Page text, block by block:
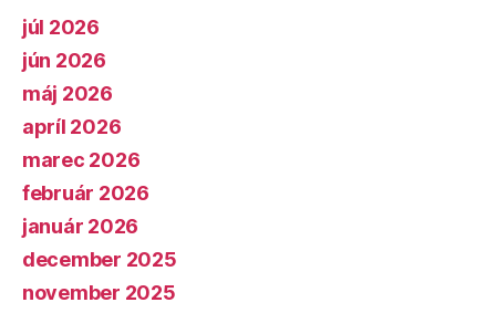
júl 2026
jún 2026
máj 2026
apríl 2026
marec 2026
február 2026
január 2026
december 2025
november 2025